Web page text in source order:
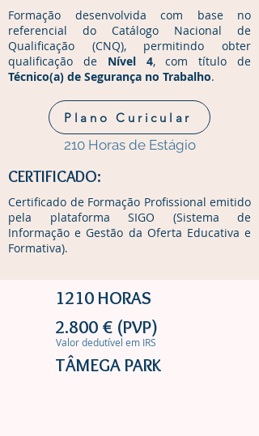
Formação desenvolvida com base no
referencial do Catálogo Nacional de
Qualificação (CNQ), permitindo obter
qualificação de Nível 4, com título de
Técnico(a) de Segurança no Trabalho.
Plano Curicular
210 Horas de Estágio
CERTIFICADO:
Certificado de Formação Profissional emitido
pela plataforma SIGO (Sistema de
Informação e Gestão da Oferta Educativa e
Formativa).
1210 HORAS
2.800 € (PVP)
Valor dedutível em IRS
TÂMEGA PARK